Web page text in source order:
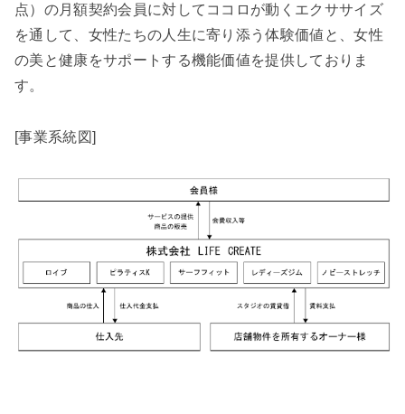
点）の月額契約会員に対してココロが動くエクササイズ
を通して、女性たちの人生に寄り添う体験価値と、女性
の美と健康をサポートする機能価値を提供しておりま
す。
[事業系統図]